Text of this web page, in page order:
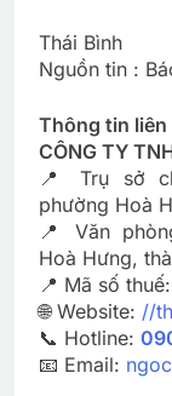
Thái Bình
Nguồn tin :
Thông tin liên
CÔNG TY
📍 Trụ sở
phường Hoà
📍 Văn
Hoà Hưng,
📍 Mã số
🌐 Website: //
📞 Hotline:
📧 Email: